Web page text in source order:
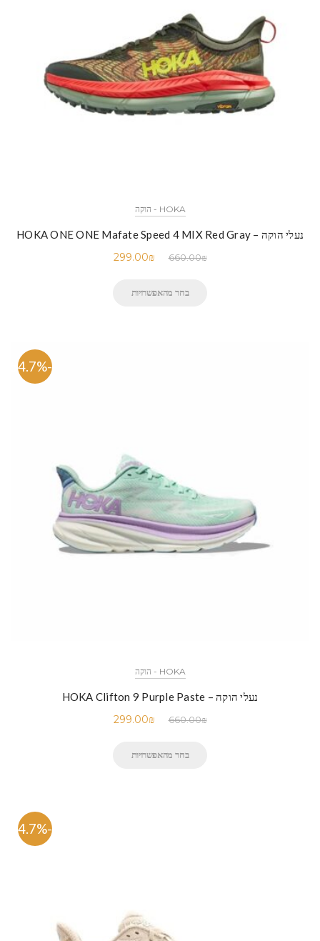
HOKA - הוקה
נעלי הוקה – HOKA ONE ONE Mafate Speed 4 MIX Red Gray
660.00₪
299.00₪
בחר מהאפשרויות
-54.7%
HOKA - הוקה
נעלי הוקה – HOKA Clifton 9 Purple Paste
660.00₪
299.00₪
בחר מהאפשרויות
-54.7%